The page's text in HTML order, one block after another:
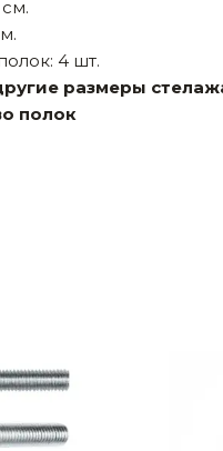
отделочные материалы
горшки и кашпо, теплицы, парники
4 шт.
размеры
полок